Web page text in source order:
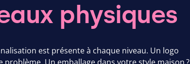
physiques
est présente à chaque niveau. Un logo